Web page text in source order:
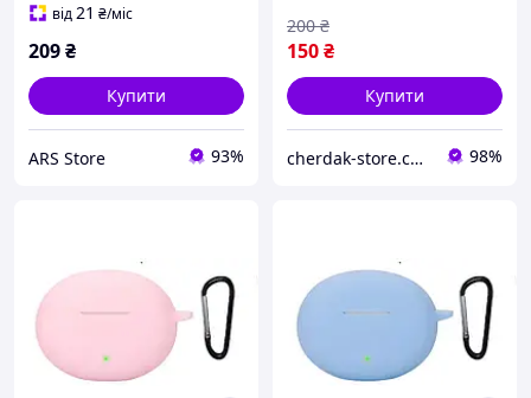
від21 ₴/міс
209₴
Купити
ARS Store 93%
150₴
200 ₴
Купити
cherdak-store.com.ua 98%